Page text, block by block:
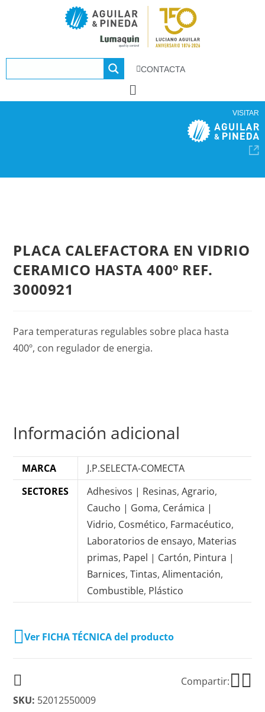
CONTACTA
VISITAR
PLACA CALEFACTORA EN VIDRIO
CERAMICO HASTA 400º REF.
3000921
Para temperaturas regulables sobre placa hasta
400º, con regulador de energia.
Información adicional
MARCA
J.P.SELECTA-COMECTA
SECTORES
Adhesivos | Resinas,Agrario,
Caucho | Goma, Cerámica |
Vidrio, Cosmético, Farmacéutico,
Laboratorios de ensayo, Materias
primas, Papel | Cartón, Pintura |
Barnices,Tintas,Alimentación,
Combustible, Plástico
Ver FICHA TÉCNICA del producto
Compartir:
SKU: 52012550009